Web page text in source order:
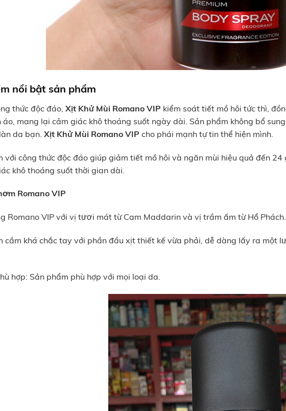
nổi bật sản phẩm
thức độc đáo,Xịt Khử Mùi Romano VIP kiểm soát tiết mồ hôi tức thì,
mang lại cảm giác khô thoáng suốt ngày dài. Sản phẩm không bổ
da bạn.Xịt Khử Mùi Romano VIP cho phái mạnh tự tin thể hiện mình.
với công thức độc đáo giúp giảm tiết mồ hôi và ngăn mùi hiệu quả đến
khô thoáng suốt thời gian dài.
Romano VIP
Romano VIP với vị tươi mát từ Cam Maddarin và vị trầm ấm từ Hổ
cầm khá chắc tay với phần đầu xịt thiết kế vừa phải, dễ dàng lấy ra một
hợp: Sản phẩm​ phù hợp với mọi loại‪ da.